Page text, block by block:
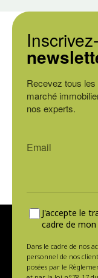
Recevez tous
marché
nos experts.
J'accepte le
cadre de
Dans le cadre de nos
personnel de nos
posées par le